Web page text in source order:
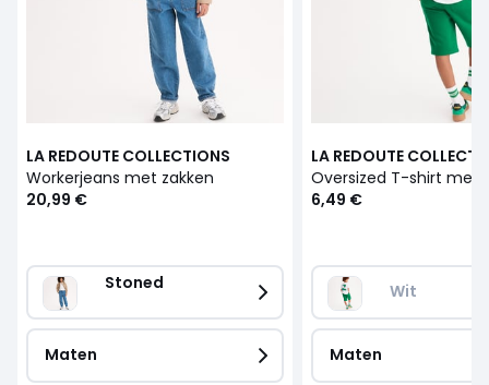
LA REDOUTE COLLECTIONS
Workerjeans met zakken
20,99 €
Stoned
Maten
LA REDOUTE
6,49 €
Wit
Maten